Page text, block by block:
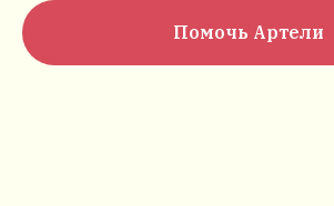
Помочь Артели